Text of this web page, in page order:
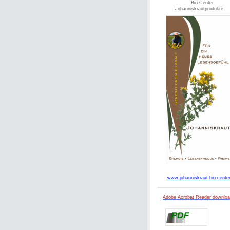
Bio-Center
Johanniskrautprodukte
www.johanniskraut-bio.center
Adobe Acrobat Reader